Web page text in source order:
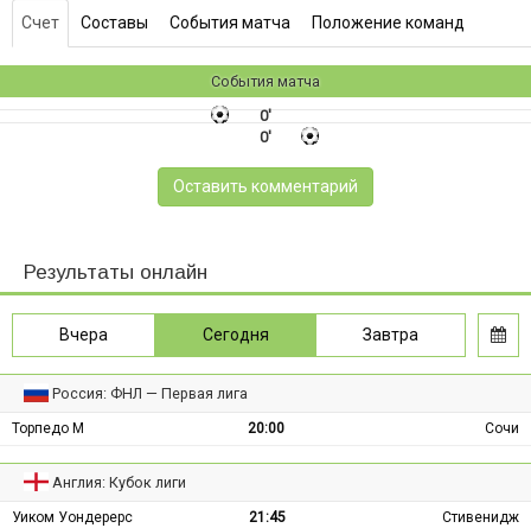
Счет Составы События матча Положение команд
События матча
0'
0'
Оставить комментарий
Результаты онлайн
Вчера Сегодня Завтра
Россия: ФНЛ — Первая лига
Торпедо М 20:00 Сочи
Англия: Кубок лиги
Уиком Уондерерс 21:45
Стивенидж